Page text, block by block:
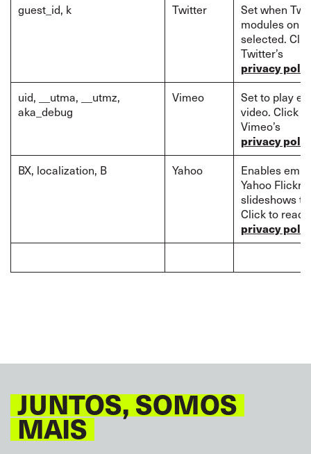
guest_id, k Twitter
Set when
modules on
selected.
Twitter’s
privacy
uid, __utma, __utmz,
aka_debug
Vimeo
Set to play
video. Click
Vimeo’s
privacy
BX, localization, B Yahoo
Enables
Yahoo Flickr
slideshows
Click to read
privacy
JUNTOS, SOMOS
MAIS